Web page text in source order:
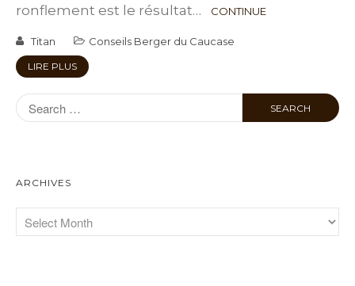
ronflement est le résultat…
CONTINUE
Titan Conseils Berger du Caucase
LIRE PLUS
ARCHIVES